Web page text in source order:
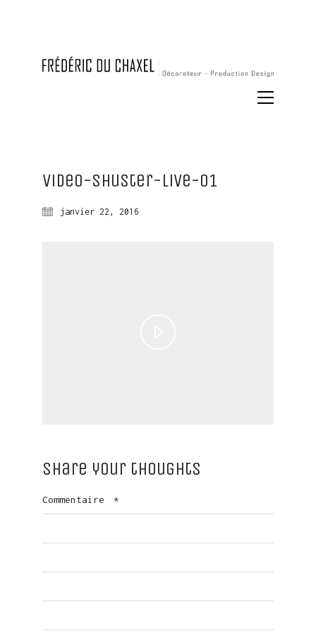
Video-shuster-live-01
janvier 22, 2016
Share your thoughts
Commentaire *